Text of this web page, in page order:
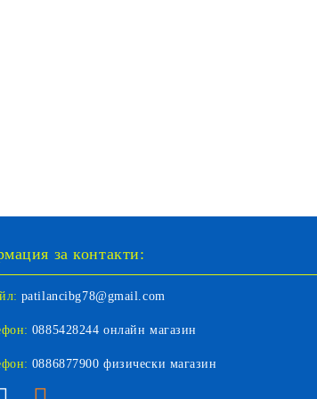
за контакти:
patilancibg78@gmail.com
0885428244 онлайн магазин
0886877900 физически магазин